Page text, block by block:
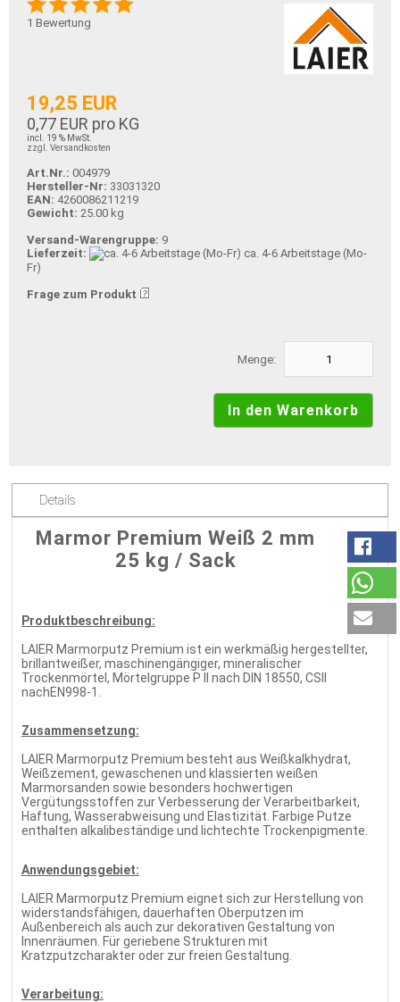
1 Bewertung
19,25 EUR
0,77 EUR pro KG
incl. 19 % MwSt.
zzgl. Versandkosten
Art.Nr.: 004979
Hersteller-Nr: 33031320
EAN: 4260086211219
Gewicht: 25.00 kg
Versand-Warengruppe: 9
Lieferzeit:
ca. 4-6 Arbeitstage (Mo-
Fr)
Frage zum Produkt
Menge:
Details
Marmor Premium Weiß 2 mm
25 kg / Sack
Produktbeschreibung:
LAIER Marmorputz Premium ist ein werkmäßig hergestellter,
brillantweißer, maschinengängiger, mineralischer
Trockenmörtel, Mörtelgruppe P II nach DIN 18550, CSII
nachEN998-1.
Zusammensetzung:
LAIER Marmorputz Premium besteht aus Weißkalkhydrat,
Weißzement, gewaschenen und klassierten weißen
Marmorsanden sowie besonders hochwertigen
Vergütungsstoffen zur Verbesserung der Verarbeitbarkeit,
Haftung, Wasserabweisung und Elastizität. Farbige Putze
enthalten alkalibeständige und lichtechte Trockenpigmente.
Anwendungsgebiet:
LAIER Marmorputz Premium eignet sich zur Herstellung von
widerstandsfähigen, dauerhaften Oberputzen im
Außenbereich als auch zur dekorativen Gestaltung von
Innenräumen. Für geriebene Strukturen mit
Kratzputzcharakter oder zur freien Gestaltung.
Verarbeitung: